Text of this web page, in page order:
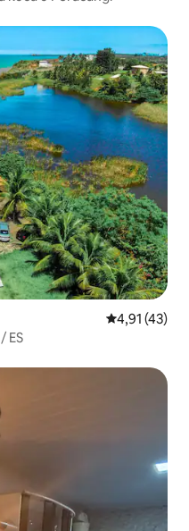
Prosječna
4,91 (43)
ES
„Odabrali gosti”